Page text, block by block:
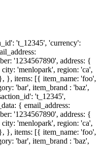
't_12345', 'currency':
'1234567890', address: {
'menlopark', region: 'ca',
}, items: [{ item_name: 'foo',
'bar', item_brand : 'baz',
't_12345',
{ email_address:
'1234567890', address: {
'menlopark', region: 'ca',
}, items: [{ item_name: 'foo',
'bar', item_brand : 'baz',